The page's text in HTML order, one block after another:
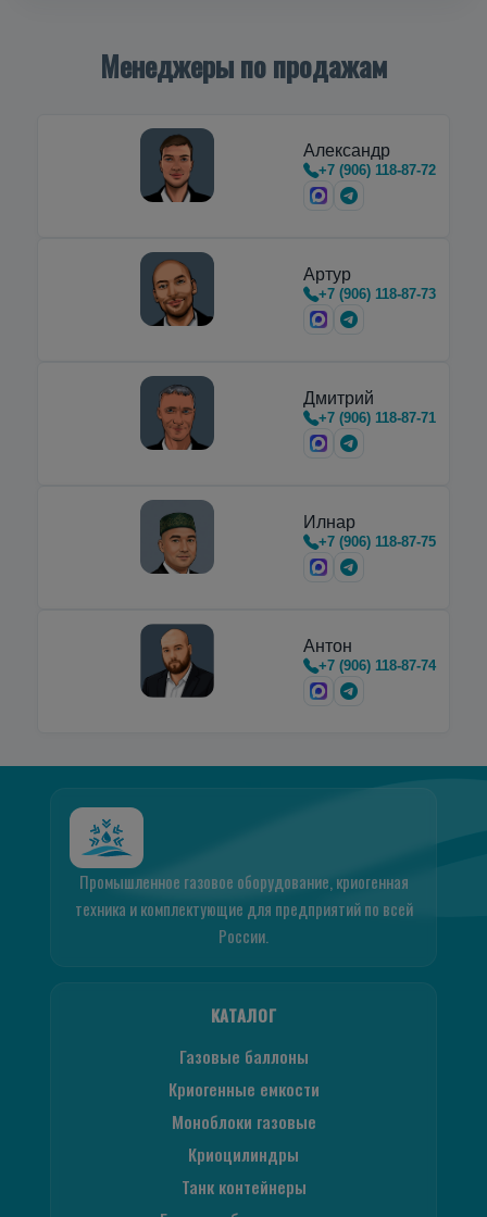
Менеджеры по продажам
Александр
+7 (906) 118-87-72
Артур
+7 (906) 118-87-73
Дмитрий
+7 (906) 118-87-71
Илнар
+7 (906) 118-87-75
Антон
+7 (906) 118-87-74
Промышленное газовое оборудование, криогенная
техника и комплектующие для предприятий по всей
России.
КАТАЛОГ
Газовые баллоны
Криогенные емкости
Моноблоки газовые
Криоцилиндры
Танк контейнеры